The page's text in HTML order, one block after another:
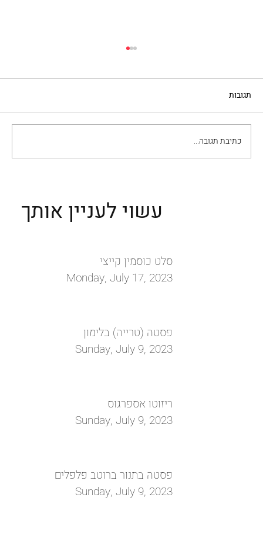
תגובות
כתיבת תגובה...
סלט כוסמין קייצי
Monday, July 17, 2023
פסטה (טרייה) בלימון
Sunday, July 9, 2023
ריזוטו אספרגוס
Sunday, July 9, 2023
פסטה בתנור ברוטב פלפלים
Sunday, July 9, 2023
עשוי לעניין אותך